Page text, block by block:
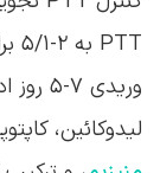
ترومبولیتیک